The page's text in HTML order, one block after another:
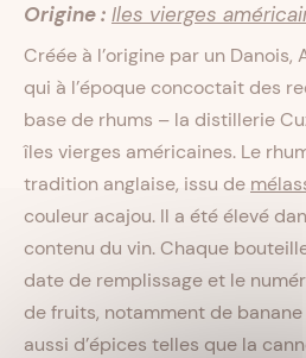
Origine : Iles vierges
Créée à l’origine par un
qui à l’époque concoctait des
base de rhums – la distillerie
îles vierges américaines. Le
tradition anglaise, issu de
couleur acajou. Il a été élevé
contenu du vin. Chaque
date de remplissage et le
de fruits, notamment de banane
aussi d’épices telles que la